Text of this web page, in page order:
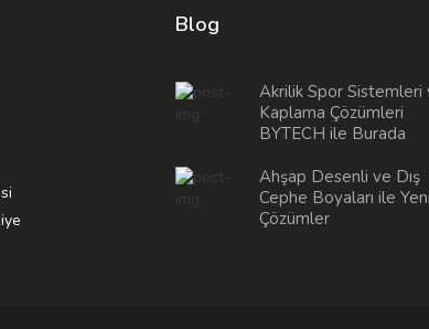
Blog
Akrilik Spor Sistemleri
Kaplama Çözümleri
BYTECH ile Burada
Ahşap Desenli ve Dış
Cephe Boyaları ile
Çözümler